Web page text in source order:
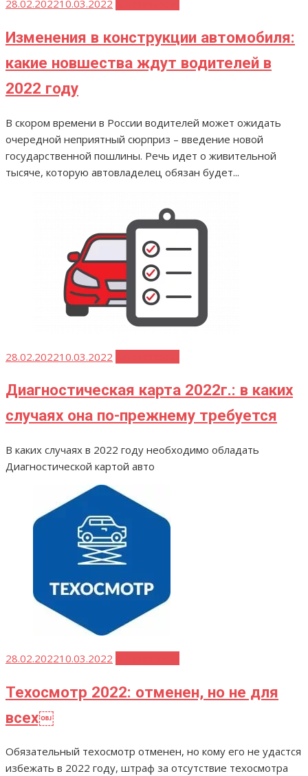
Опубликовано
28.02.202210.03.2022
Изменения в конструкции автомобиля:
какие новшества ждут водителей в
2022 году
В скором времени в России водителей может ожидать
очередной неприятный сюрприз – введение новой
государственной пошлины. Речь идет о живительной
тысяче, которую автовладелец обязан будет...
Опубликовано
28.02.202210.03.2022
Диагностическая карта 2022г.: в каких
случаях она по-прежнему требуется
В каких случаях в 2022 году необходимо обладать
Диагностической картой авто
Опубликовано
28.02.202210.03.2022
Техосмотр 2022: отменен, но не для
всех￼
Обязательный техосмотр отменен, но кому его не удастся
избежать в 2022 году, штраф за отсутствие техосмотра